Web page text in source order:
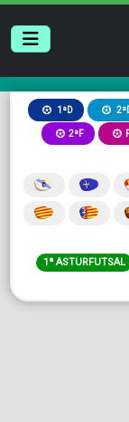
1ªD
2ªF
1ª ASTURFUTSAL